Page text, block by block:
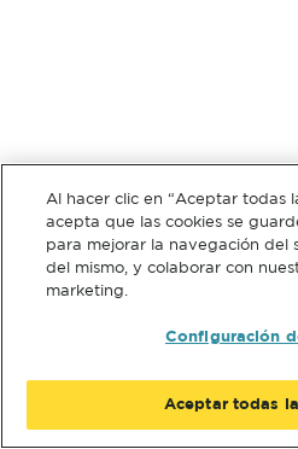
Al hacer clic en “Aceptar todas
acepta que las cookies se
para mejorar la navegación del
del mismo, y colaborar con
marketing.
Configuración
Aceptar todas